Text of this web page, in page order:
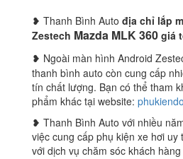
❥ Thanh Bình Auto địa chỉ lắp
Zestech Mazda MLK 360 giá
❥ Ngoài màn hình Android
thanh bình auto còn cung cấp
tín chất lượng. Bạn có thể tham
phẩm khác tại website:
❥ Thanh Bình Auto với nhiều
việc cung cấp phụ kiện xe hơi uy
với dịch vụ chăm sóc khách hàng